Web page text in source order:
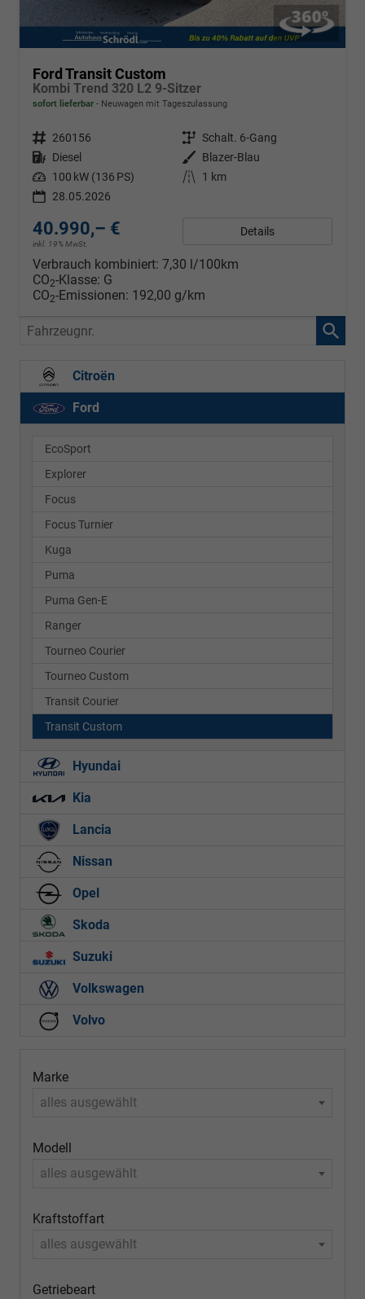
Ford Transit Custom
Kombi Trend 320 L2 9-Sitzer
sofort lieferbar Neuwagen mit Tageszulassung
Fahrzeugnr. 260156 Getriebe Schalt. 6-Gang
Kraftstoff Diesel Außenfarbe Blazer-Blau
Leistung 100 kW (136 PS) Kilometerstand
1 km
28.05.2026
40.990,– €
inkl. 19% MwSt.
Details
Verbrauch kombiniert: 7,30 l/100km
CO2-Klasse: G
CO2-Emissionen: 192,00 g/km
Fahrzeugnr.
Citroën
Ford
EcoSport
Explorer
Focus
Focus Turnier
Kuga
Puma
Puma Gen-E
Ranger
Tourneo Courier
Tourneo Custom
Transit Courier
Transit Custom
Hyundai
Kia
Lancia
Nissan
Opel
Skoda
Suzuki
Volkswagen
Volvo
Marke
alles ausgewählt
Modell
alles ausgewählt
Kraftstoffart
alles ausgewählt
Getriebeart